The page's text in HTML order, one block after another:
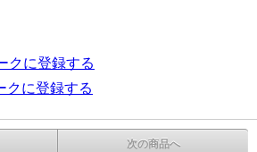
クに登録する
クに登録する
次の商品へ